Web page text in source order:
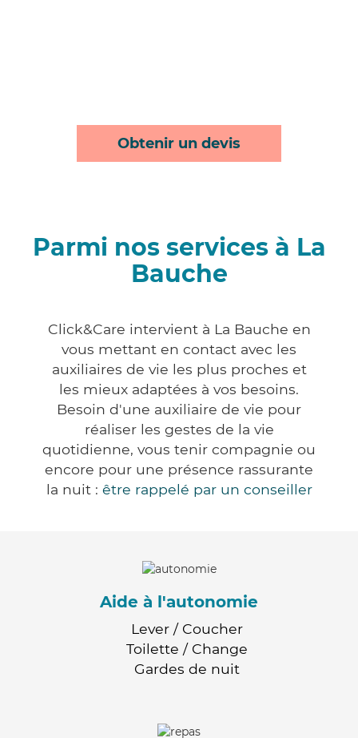
Obtenir un devis
Parmi nos services à La
Bauche
Click&Care intervient à La Bauche en
vous mettant en contact avec les
auxiliaires de vie les plus proches et
les mieux adaptées à vos besoins.
Besoin d'une auxiliaire de vie pour
réaliser les gestes de la vie
quotidienne, vous tenir compagnie ou
encore pour une présence rassurante
la nuit : être rappelé par un conseiller
Aide à l'autonomie
Lever / Coucher
Toilette / Change
Gardes de nuit